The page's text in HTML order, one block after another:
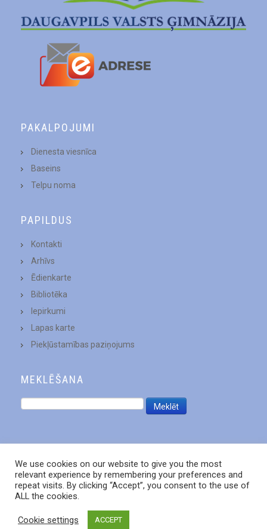
PAKALPOJUMI
Dienesta viesnīca
Baseins
Telpu noma
PAPILDUS
Kontakti
Arhīvs
Ēdienkarte
Bibliotēka
Iepirkumi
Lapas karte
Piekļūstamības paziņojums
MEKLĒŠANA
We use cookies on our website to give you the most
relevant experience by remembering your preferences and
repeat visits. By clicking “Accept”, you consent to the use of
ALL the cookies.
Cookie settings ACCEPT